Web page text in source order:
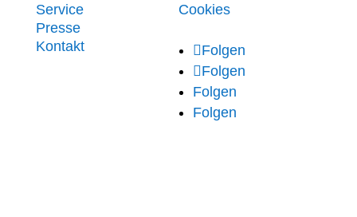
Service
Presse
Kontakt
Cookies
Folgen
Folgen
Folgen
Folgen